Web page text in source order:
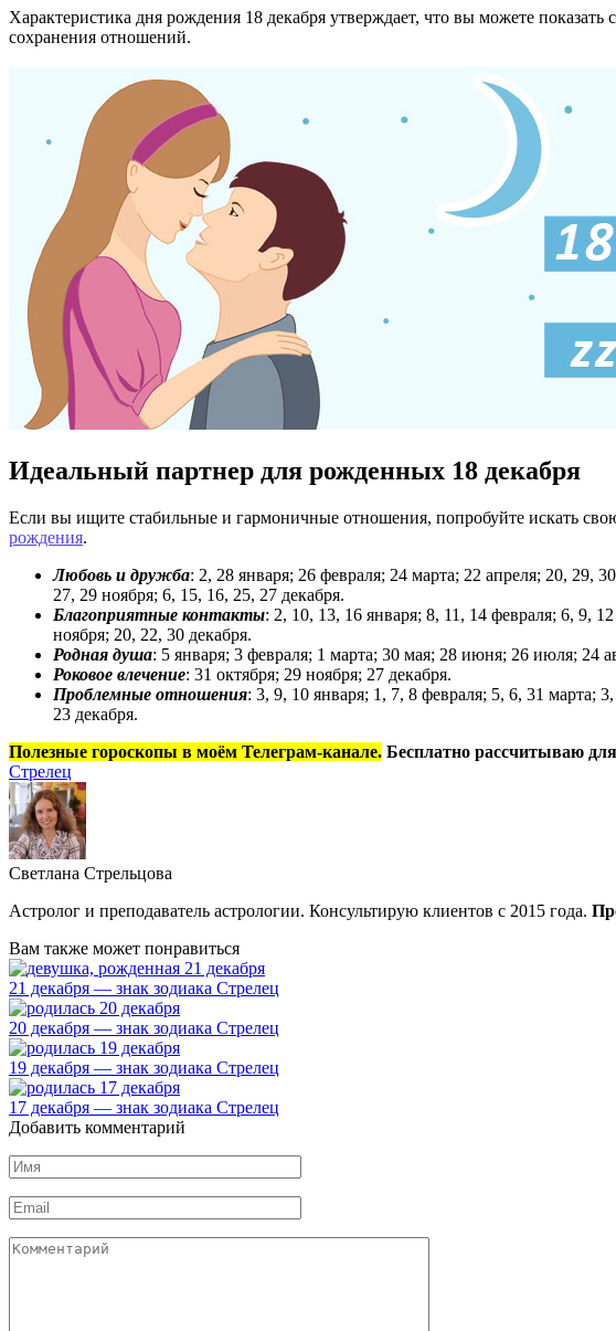
Характеристика дня рождения 18 декабря утверждает, что вы можете
сохранения отношений.
Идеальный партнер для рожденных 18 декабря
Если вы ищите стабильные и гармоничные отношения, попробуйте искать
рождения.
Любовь и дружба: 2, 28 января; 26 февраля; 24 марта; 22 апреля; 20, 29,
27, 29 ноября; 6, 15, 16, 25, 27 декабря.
Благоприятные контакты: 2, 10, 13, 16 января; 8, 11, 14 февраля; 6, 9,
ноября; 20, 22, 30 декабря.
Родная душа: 5 января; 3 февраля; 1 марта; 30 мая; 28 июня; 26 июля; 24
Роковое влечение: 31 октября; 29 ноября; 27 декабря.
Проблемные отношения: 3, 9, 10 января; 1, 7, 8 февраля; 5, 6, 31 марта;
23 декабря.
Полезные гороскопы в моём Телеграм-канале. Бесплатно рассчитываю
Стрелец
Светлана Стрельцова
Астролог и преподаватель астрологии. Консультирую клиентов с 2015 года.
Вам также может понравиться
21 декабря — знак зодиака Стрелец
20 декабря — знак зодиака Стрелец
19 декабря — знак зодиака Стрелец
17 декабря — знак зодиака Стрелец
Добавить комментарий
Имя
*
Email
*
Комментарий